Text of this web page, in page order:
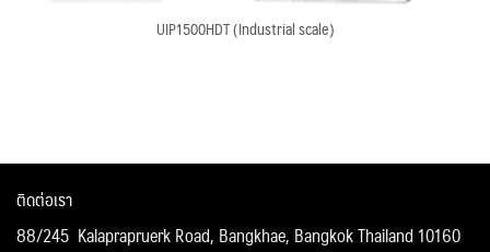
UIP1500HDT (Industrial scale)
ติดต่อเรา
88/245 Kalaprapruerk Road, Bangkhae, Bangkok Thailand 10160